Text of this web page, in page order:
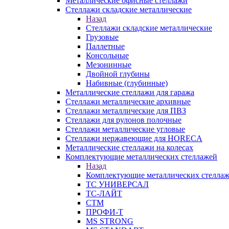
Стеллажи складские металлические
Назад
Стеллажи складские металлические
Грузовые
Паллетные
Консольные
Мезонинные
Двойной глубины
Набивные (глубинные)
Металлические стеллажи для гаража
Стеллажи металлические архивные
Стеллажи металлические для ПВЗ
Стеллажи для рулонов полочные
Стеллажи металлические угловые
Стеллажи нержавеющие для HORECA
Металлические стеллажи на колесах
Комплектующие металлических стеллажей
Назад
Комплектующие металлических
ТС УНИВЕРСАЛ
ТС-ЛАЙТ
СТМ
ПРОФИ-Т
MS STRONG